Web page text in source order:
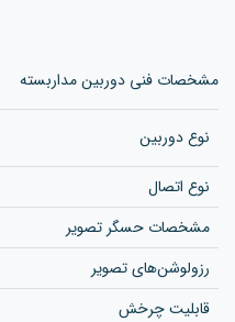
مشخصات فنی دوربین مداربسته
نوع دوربین
نوع اتصال
مشخصات حسگر تصویر
رزولوشن‌های تصویر
قابلیت چرخش